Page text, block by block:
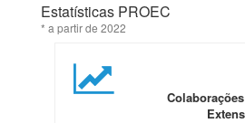
Estatísticas PROEC
* a partir de 2022